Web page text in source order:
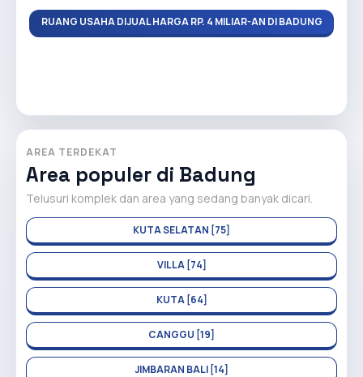
RUANG USAHA DIJUAL HARGA RP. 4 MILIAR-AN DI BADUNG
AREA TERDEKAT
Area populer di Badung
Telusuri komplek dan area yang sedang banyak dicari.
KUTA SELATAN [75]
VILLA [74]
KUTA [64]
CANGGU [19]
JIMBARAN BALI [14]